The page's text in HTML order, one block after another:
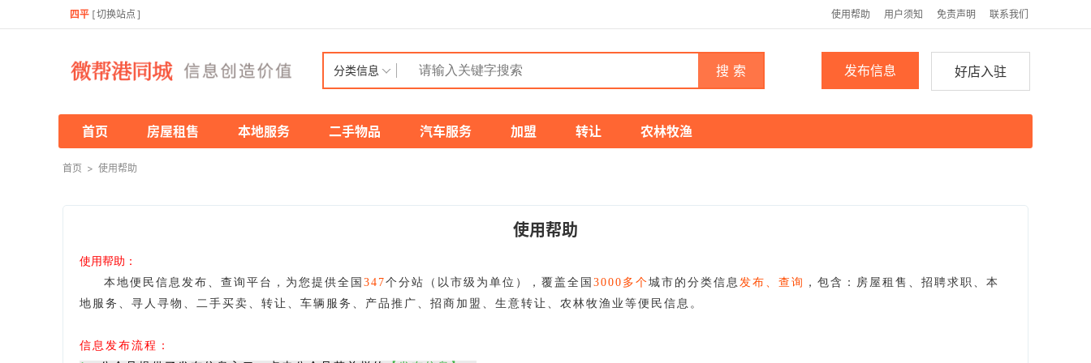
四平 [切换站点 ] 使用帮助 用户须知 免责声明 联系我们
分类信息 搜 索 好店入驻
发布信息
首页 房屋租售 本地服务 二手物品 汽车服务 加盟 转让 农林牧渔
首页 > 使用帮助
使用帮助
使用帮助：
本地便民信息发布、查询平台，为您提供全国 347个分站（以市级为单位），覆盖全国 3000多个城市的分类信息 发布、查询 ，包含：房屋租售、招聘求职、本
地服务、寻人寻物、二手买卖、转让、车辆服务、产品推广、招商加盟、生意转让、农林牧渔业等便民信息。
信息发布流程：